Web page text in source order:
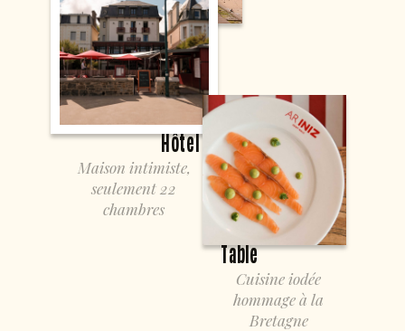
Hôtel
Maison intimiste,
seulement 22
chambres
Table
Cuisine iodée
hommage à la
Bretagne